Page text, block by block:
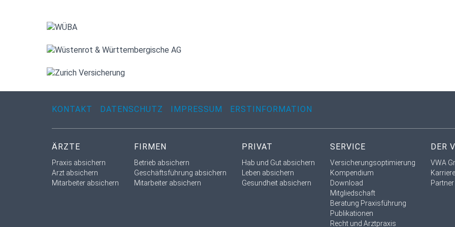
KONTAKT DATENSCHUTZ IMPRESSUM ERSTINFORMATION
ÄRZTE
Praxis absichern
Arzt absichern
Mitarbeiter absichern
FIRMEN
Betrieb absichern
Geschäftsführung absichern
Mitarbeiter absichern
PRIVAT
Hab und Gut absichern
Leben absichern
Gesundheit absichern
SERVICE
Versicherungsoptimierung
Kompendium
Download
Mitgliedschaft
Beratung Praxisführung
Publikationen
Recht und Arztpraxis
DER
VWA
Karriere
Partner